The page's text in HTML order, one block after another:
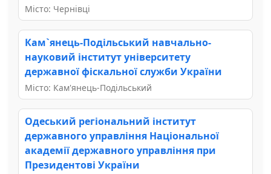
Місто: Чернівці
Кам`янець-Подільський навчально-
науковий інститут університету
державної фіскальної служби України
Місто: Кам'янець-Подільський
Одеський регіональний інститут
державного управління Національної
академії державного управління при
Президентові України